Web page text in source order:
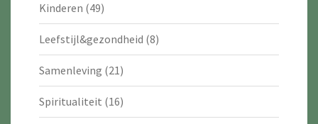
Kinderen (49)
Leefstijl&gezondheid (8)
Samenleving (21)
Spiritualiteit (16)